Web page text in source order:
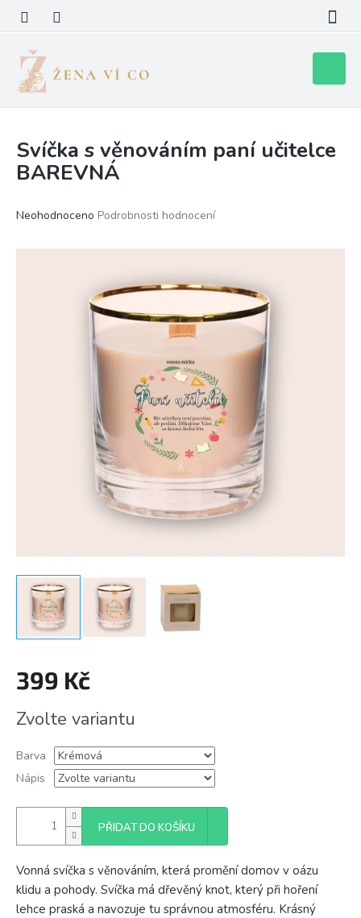
obsah
košík
Svíčka s věnováním paní učitelce
BAREVNÁ
Průměrné
produktu
Neohodnoceno Podrobnosti hodnocení
399 Kč
cena:
Zvolte variantu
Barva
Nápis
PŘIDAT DO KOŠÍKU
Vonná svíčka s věnováním, která promění domov v oázu
klidu a pohody. Svíčka má dřevěný knot, který při hoření
lehce praská a navozuje tu správnou atmosféru. Krásný